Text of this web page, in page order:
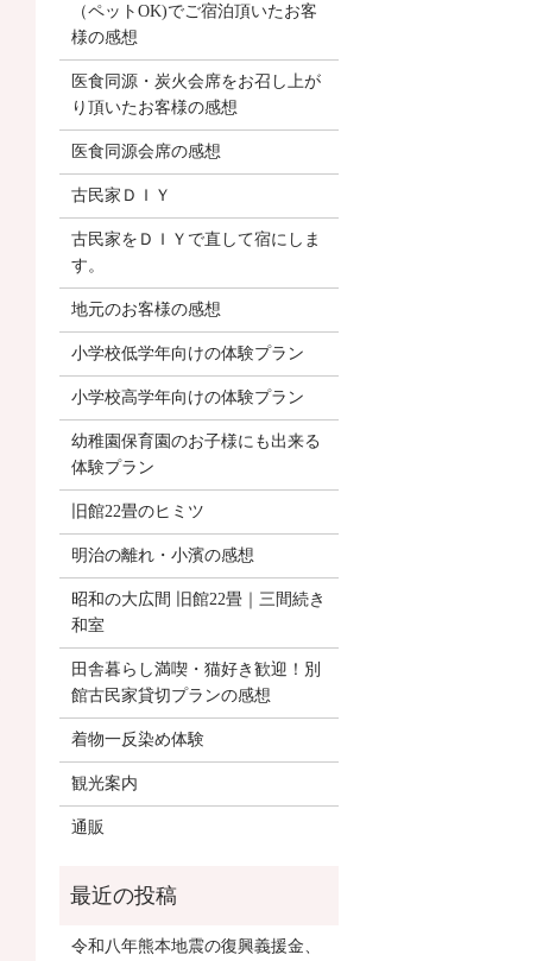
（ペットOK)でご宿泊頂いたお客
様の感想
医食同源・炭火会席をお召し上が
り頂いたお客様の感想
医食同源会席の感想
古民家ＤＩＹ
古民家をＤＩＹで直して宿にしま
す。
地元のお客様の感想
小学校低学年向けの体験プラン
小学校高学年向けの体験プラン
幼稚園保育園のお子様にも出来る
体験プラン
旧館22畳のヒミツ
明治の離れ・小濱の感想
昭和の大広間 旧館22畳｜三間続き
和室
田舎暮らし満喫・猫好き歓迎！別
館古民家貸切プランの感想
着物一反染め体験
観光案内
通販
令和八年熊本地震の復興義援金、